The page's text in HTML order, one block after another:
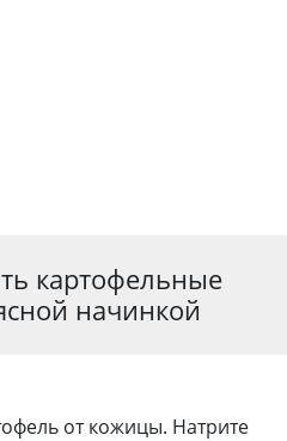
картофельные
начинкой
от кожицы. Натрите